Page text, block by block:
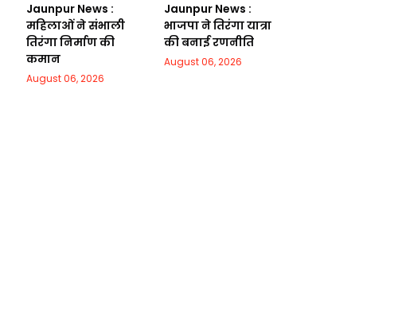
Jaunpur News :
महिलाओं ने संभाली
तिरंगा निर्माण की
कमान
August 06, 2026
Jaunpur News :
भाजपा ने तिरंगा यात्रा
की बनाई रणनीति
August 06, 2026